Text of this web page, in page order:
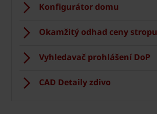
Konfigurátor domu
Okamžitý odhad ceny stropu
Vyhledavač prohlášení DoP
CAD Detaily zdivo